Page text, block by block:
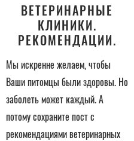
ВЕТЕРИНАРНЫЕ
КЛИНИКИ.
РЕКОМЕНДАЦИИ.
Мы искренне желаем, чтобы
Ваши питомцы были здоровы. Но
заболеть может каждый. А
потому сохраните пост с
рекомендациями ветеринарных